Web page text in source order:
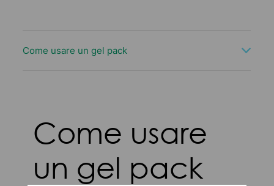
Come usare un gel pack
Come usare
un gel pack